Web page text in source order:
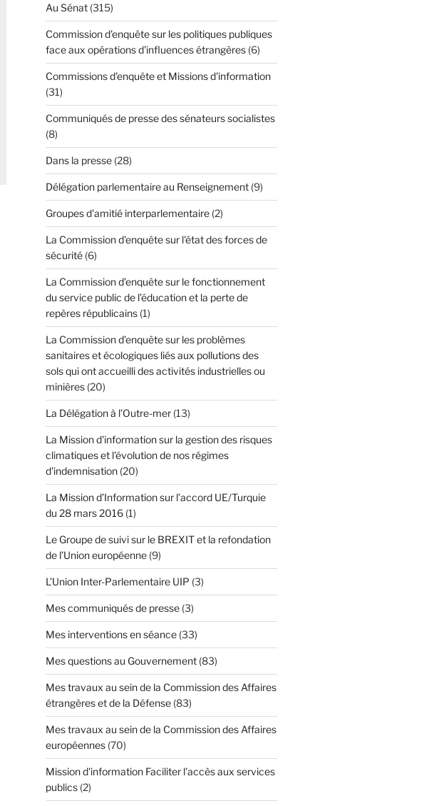
Au Sénat(315)
Commission d'enquête sur les politiques publiques
face aux opérations d'influences étrangères(6)
Commissions d'enquête et Missions d'information
(31)
Communiqués de presse des sénateurs socialistes
(8)
Dans la presse(28)
Délégation parlementaire au Renseignement(9)
Groupes d'amitié interparlementaire(2)
La Commission d'enquête sur l'état des forces de
sécurité(6)
La Commission d’enquête sur le fonctionnement
du service public de l’éducation et la perte de
repères républicains(1)
La Commission d’enquête sur les problèmes
sanitaires et écologiques liés aux pollutions des
sols qui ont accueilli des activités industrielles ou
minières(20)
La Délégation à l’Outre-mer(13)
La Mission d'information sur la gestion des risques
climatiques et l'évolution de nos régimes
d'indemnisation(20)
La Mission d’Information sur l’accord UE/Turquie
du 28 mars 2016(1)
Le Groupe de suivi sur le BREXIT et la refondation
de l’Union européenne(9)
L’Union Inter-Parlementaire UIP (3)
Mes communiqués de presse(3)
Mes interventions en séance(33)
Mes questions au Gouvernement(83)
Mes travaux au sein de la Commission des Affaires
étrangères et de la Défense(83)
Mes travaux au sein de la Commission des Affaires
européennes(70)
Mission d'information Faciliter l'accès aux services
publics(2)